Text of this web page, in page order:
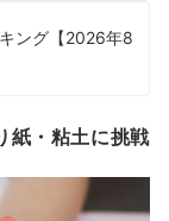
ング【2026年8
紙・粘土に挑戦